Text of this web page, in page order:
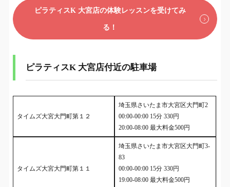
ピラティスK 大宮店の体験レッスンを受けてみ
る！
ピラティスK 大宮店付近の駐車場
タイムズ大宮大門町第１２
埼玉県さいたま市大宮区大門町2
00:00-00:00 15分 330円
20:00-08:00 最大料金500円
タイムズ大宮大門町第１１
埼玉県さいたま市大宮区大門町3-
83
00:00-00:00 15分 330円
19:00-08:00 最大料金500円